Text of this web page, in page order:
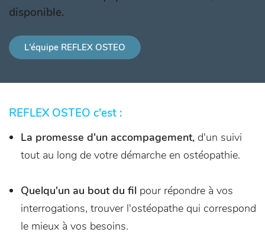
disponible.
L'équipe REFLEX OSTEO
REFLEX OSTEO c'est :
La promesse d'un accompagement, d'un suivi
tout au long de votre démarche en ostéopathie.
Quelqu'un au bout du fil pour répondre à vos
interrogations, trouver l'ostéopathe qui correspond
le mieux à vos besoins.